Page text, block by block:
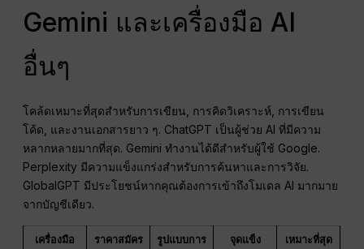
Gemini และเครื่องมือ AI
อื่นๆ
โคล้ดเหมาะที่สุดสำหรับการเขียน, การคิดวิเคราะห์, การเขียน
โค้ด, และงานเอกสารยาว ๆ. ChatGPT เป็นผู้ช่วย AI ที่มีความ
หลากหลายมากที่สุด. Gemini ทำงานได้ดีสำหรับผู้ใช้ Google.
Perplexity มีความแข็งแกร่งสำหรับการค้นหาและการวิจัย.
GlobalGPT มีประโยชน์หากคุณต้องการเข้าถึงโมเดล AI มากมาย
จากบัญชีเดียว.
เครื่องมือ
ราคาสมัคร
รูปแบบการ
จุดแข็ง
เหมาะที่สุด